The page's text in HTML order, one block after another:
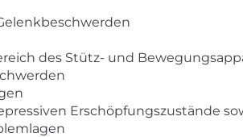
des Stütz- und
Erschöpfungszustände